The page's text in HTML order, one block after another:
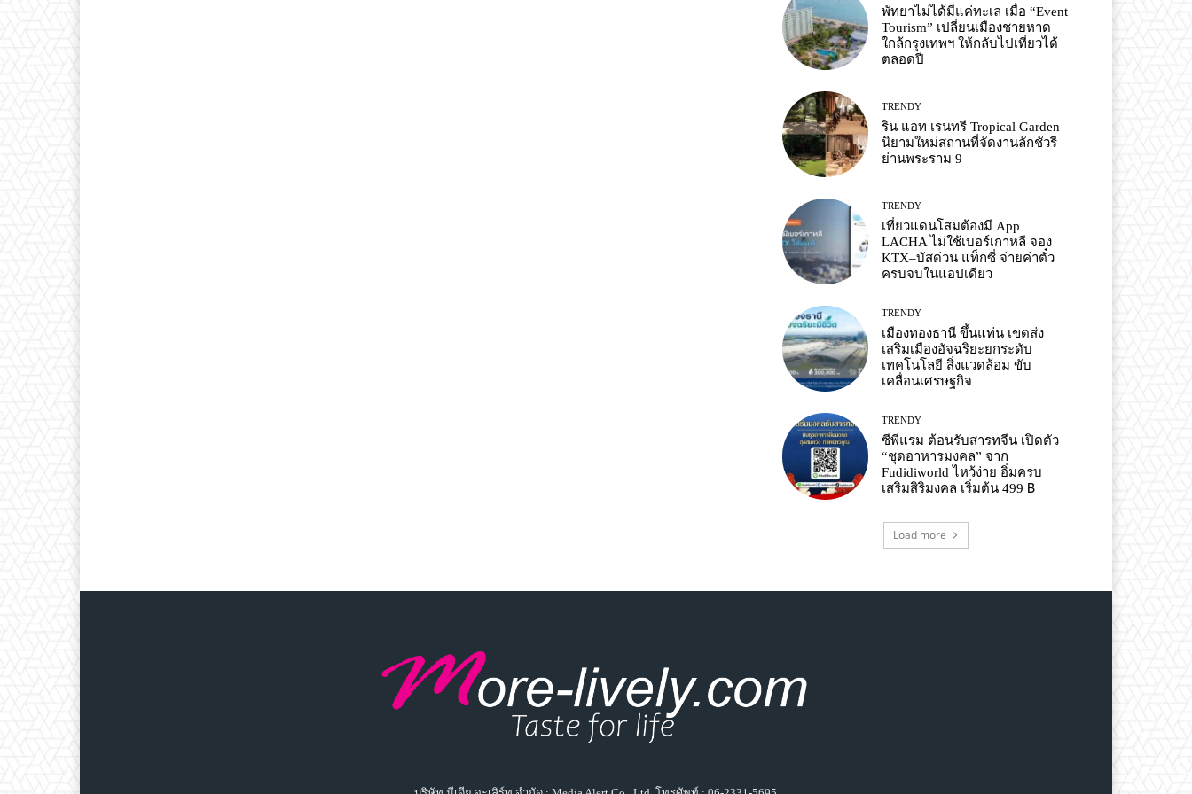
พัทยาไม่ได้มีแค่ทะเล เมื่อ “Event
Tourism” เปลี่ยนเมืองชายหาด
ใกล้กรุงเทพฯ ให้กลับไปเที่ยวได้
ตลอดปี
TRENDY
ริน แอท เรนทรี Tropical Garden
นิยามใหม่สถานที่จัดงานลักชัวรี
ย่านพระราม 9
TRENDY
เที่ยวแดนโสมต้องมี App
LACHA ไม่ใช้เบอร์เกาหลี จอง
KTX–บัสด่วน แท็กซี่ จ่ายค่าตั๋ว
ครบจบในแอปเดียว
TRENDY
เมืองทองธานี ขึ้นแท่น เขตส่ง
เสริมเมืองอัจฉริยะยกระดับ
เทคโนโลยี สิ่งแวดล้อม ขับ
เคลื่อนเศรษฐกิจ
TRENDY
ซีพีแรม ต้อนรับสารทจีน เปิดตัว
“ชุดอาหารมงคล” จาก
Fudidiworld ไหว้ง่าย อิ่มครบ
เสริมสิริมงคล เริ่มต้น 499 ฿
Load more